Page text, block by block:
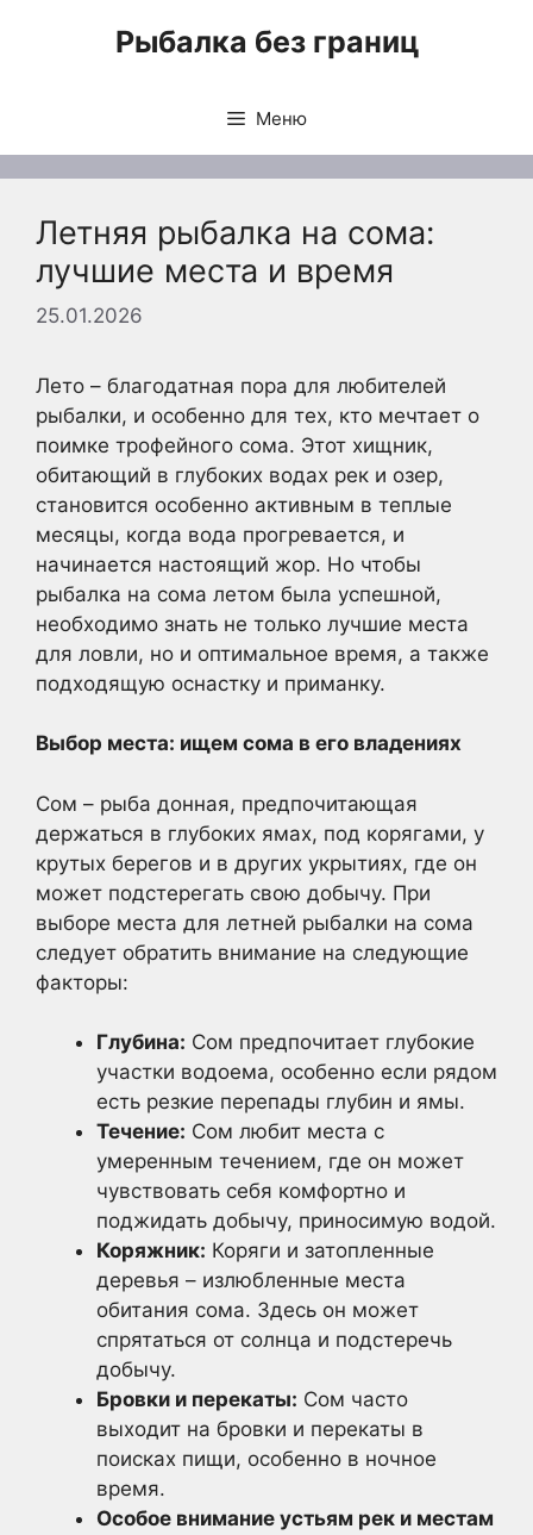
Рыбалка без границ
Меню
Летняя рыбалка на сома:
лучшие места и время
25.01.2026
Лето – благодатная пора для любителей
рыбалки, и особенно для тех, кто мечтает о
поимке трофейного сома. Этот хищник,
обитающий в глубоких водах рек и озер,
становится особенно активным в теплые
месяцы, когда вода прогревается, и
начинается настоящий жор. Но чтобы
рыбалка на сома летом была успешной,
необходимо знать не только лучшие места
для ловли, но и оптимальное время, а также
подходящую оснастку и приманку.
Выбор места: ищем сома в его владениях
Сом – рыба донная, предпочитающая
держаться в глубоких ямах, под корягами, у
крутых берегов и в других укрытиях, где он
может подстерегать свою добычу. При
выборе места для летней рыбалки на сома
следует обратить внимание на следующие
факторы:
Глубина: Сом предпочитает глубокие
участки водоема, особенно если рядом
есть резкие перепады глубин и ямы.
Течение: Сом любит места с
умеренным течением, где он может
чувствовать себя комфортно и
поджидать добычу, приносимую водой.
Коряжник: Коряги и затопленные
деревья – излюбленные места
обитания сома. Здесь он может
спрятаться от солнца и подстеречь
добычу.
Бровки и перекаты: Сом часто
выходит на бровки и перекаты в
поисках пищи, особенно в ночное
время.
Особое внимание устьям рек и местам